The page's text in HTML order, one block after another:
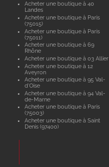
Acheter une boutique à 40
Landes
Acheter une boutique à Paris
(75015)
Acheter une boutique à Paris
(75011)
Acheter une boutique à 69
Rhône
Acheter une boutique à 03 Allier
Acheter une boutique à 12
Aveyron
Acheter une boutique à 95 Val-
d'Oise
Acheter une boutique à 94 Val-
de-Marne
Acheter une boutique à Paris
(75003)
Acheter une boutique à Saint
Denis (97400)